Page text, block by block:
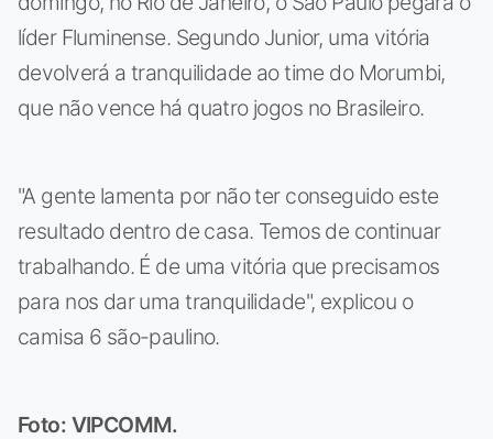
líder Fluminense. Segundo Junior, uma vitória
devolverá a tranquilidade ao time do Morumbi,
que não vence há quatro jogos no Brasileiro.
"A gente lamenta por não ter conseguido este
resultado dentro de casa. Temos de continuar
trabalhando. É de uma vitória que precisamos
para nos dar uma tranquilidade", explicou o
camisa 6 são-paulino.
Foto: VIPCOMM.